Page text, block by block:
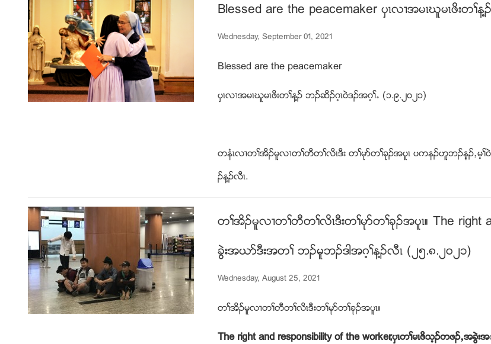
Blessed are the peacemaker ပွၚလ႕အမၚဃူမၚဖိးတႈ
Wednesday, September 01, 2021
Blessed are the peacemaker
ပွၚလ႕အမၚဃူမၚဖိးတႈန႔ဥ ဘဥဆိဥဂ့ၚ၀ဲဒဥအဂ့ႈ’ (၁.၉.၂၀၂၁)
တနံၚလ႕တႈအိဥမူလ႕တႈတီတႈလိၚဒီး တႈမုဏတႈခုဥအပူၚ ပကနဥဟူဘဥန့ဥယမ့ႈ၀ဲ
ဥန႔ဥလီၚ.
တႈအိဥမူလ႕တႈတီတႈလိၚဒီးတႈမုဏတႈခုဥအပူၚ။ The right
ခြဲးအဎဏဒီးအတႈ ဘဥမူဘဥဒါအဂ့ႈန႔ဥလီၚ (၂၅.၈.၂၀၂၁)
Wednesday, August 25, 2021
တႈအိဥမူလ႕တႈတီတႈလိၚဒီးတႈမုဏတႈခုဥအပူၚ။
The right and responsibility of the worker,ပွၚတႈမၚဖိသ့ဥတဖဥယအခြဲးအ